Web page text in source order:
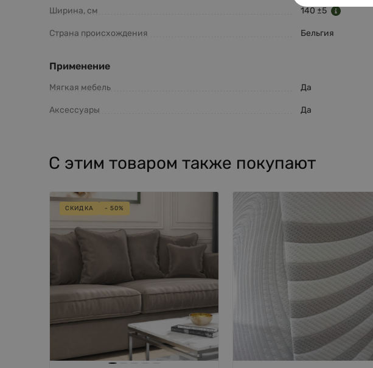
Ширина, см 140 ±5
Страна происхождения Бельгия
Применение
Мягкая мебель Да
Аксессуары Да
С этим товаром также покупают
СКИДКА - 50%